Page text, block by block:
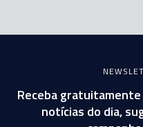
Receba
notícias do dia,